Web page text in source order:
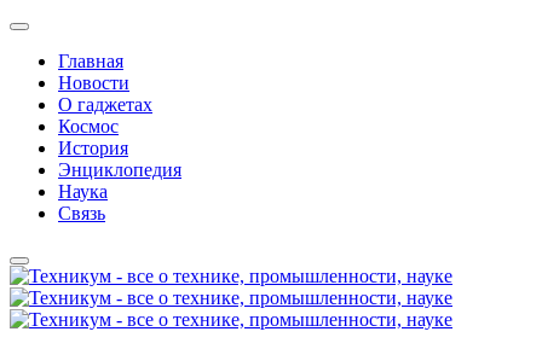
Главная
Новости
О гаджетах
Космос
История
Энциклопедия
Наука
Связь